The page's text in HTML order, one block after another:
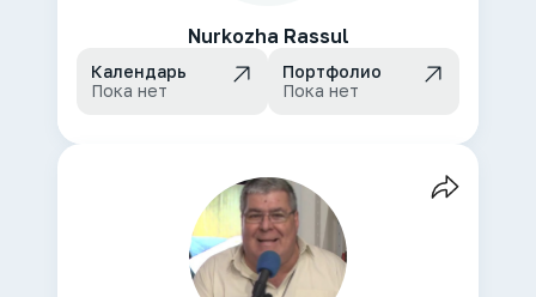
Nurkozha Rassul
Календарь
Пока нет
Портфолио
Пока нет